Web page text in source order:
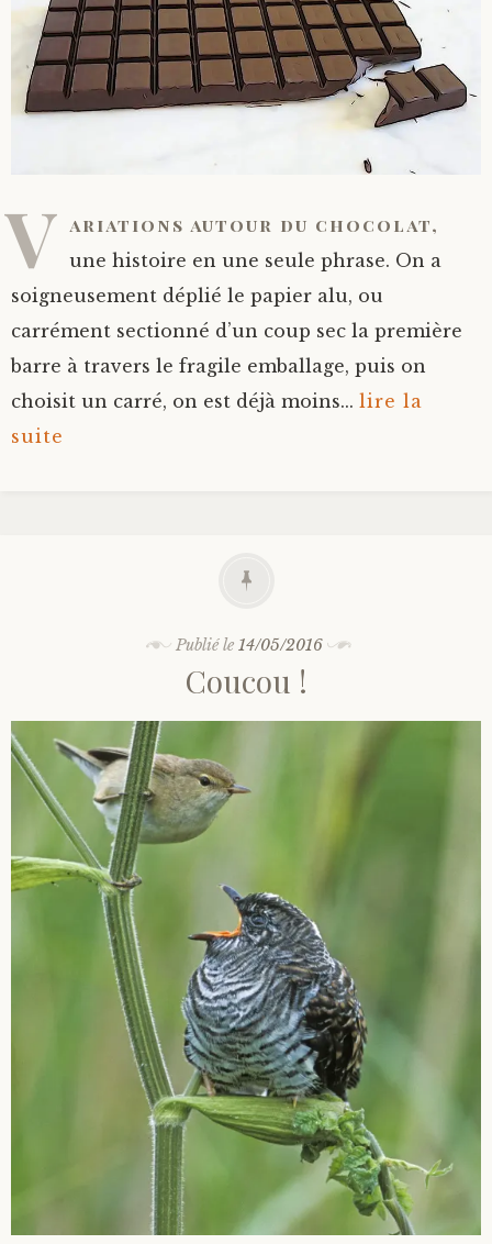
V ariations autour du chocolat,
une histoire en une seule phrase. On a
soigneusement déplié le papier alu, ou
carrément sectionné d’un coup sec la première
barre à travers le fragile emballage, puis on
choisit un carré, on est déjà moins... lire la
suite
Publié le14/05/2016
Coucou !